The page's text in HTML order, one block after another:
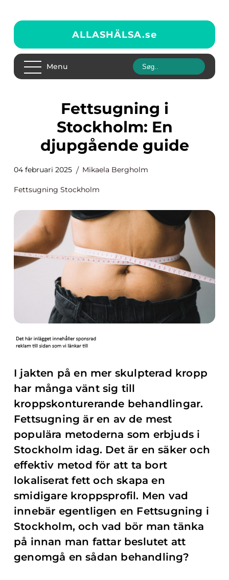
ALLASHÄLSA.se
Menu
Fettsugning i
Stockholm: En
djupgående guide
04 februari 2025 Mikaela Bergholm
Fettsugning Stockholm
I jakten på en mer skulpterad kropp
har många vänt sig till
kroppskonturerande behandlingar.
Fettsugning är en av de mest
populära metoderna som erbjuds i
Stockholm idag. Det är en säker och
effektiv metod för att ta bort
lokaliserat fett och skapa en
smidigare kroppsprofil. Men vad
innebär egentligen en Fettsugning i
Stockholm, och vad bör man tänka
på innan man fattar beslutet att
genomgå en sådan behandling?